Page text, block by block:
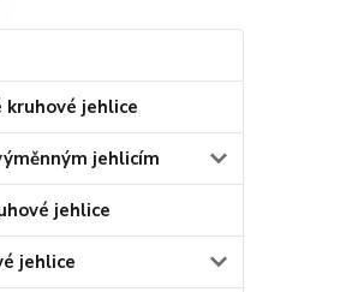
kruhové jehlice
jehlicím
jehlice
jehlice